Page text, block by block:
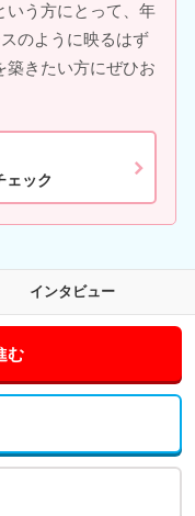
いう方にとって、年
のように映るはず
築きたい方にぜひお
ェック
インタビュー
む